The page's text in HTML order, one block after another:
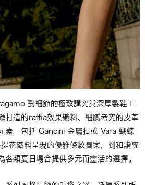
對細節的極致講究與深厚製鞋工
打造的raffia效果織料、細膩考究的皮革
素，包括 Gancini 金屬扣或 Vara 蝴蝶
花織料呈現的優雅條紋圖案，到和諧統
各類夏日場合提供多元而靈活的選擇。